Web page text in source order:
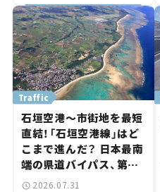
Traffic
石垣空港～市街地を最短
直結！「石垣空港線」はど
こまで進んだ？ 日本最南
端の県道バイパス、第2
工区も延伸開通 【いま気
2026.07.31